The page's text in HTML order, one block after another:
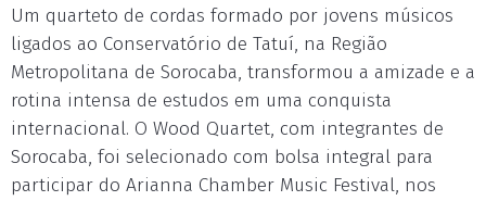
Um quarteto de cordas formado por jovens músicos
ligados ao Conservatório de Tatuí, na Região
Metropolitana de Sorocaba, transformou a amizade e a
rotina intensa de estudos em uma conquista
internacional. O Wood Quartet, com integrantes de
Sorocaba, foi selecionado com bolsa integral para
participar do Arianna Chamber Music Festival, nos